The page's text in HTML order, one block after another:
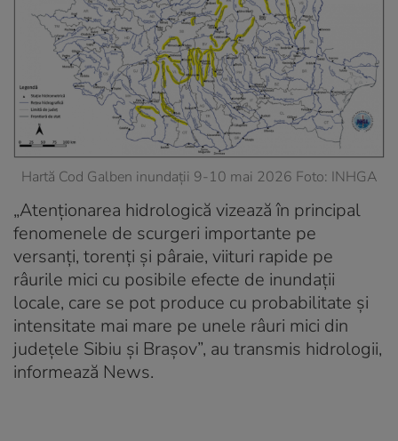
Hartă Cod Galben inundații 9-10 mai 2026 Foto: INHGA
„Atenționarea hidrologică vizează în principal
fenomenele de scurgeri importante pe
versanți, torenți și pâraie, viituri rapide pe
râurile mici cu posibile efecte de inundații
locale, care se pot produce cu probabilitate și
intensitate mai mare pe unele râuri mici din
județele Sibiu și Brașov”, au transmis hidrologii,
informează News.